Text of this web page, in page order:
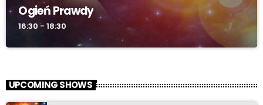
Ogień Prawdy
16:30 - 18:30
UPCOMING SHOWS